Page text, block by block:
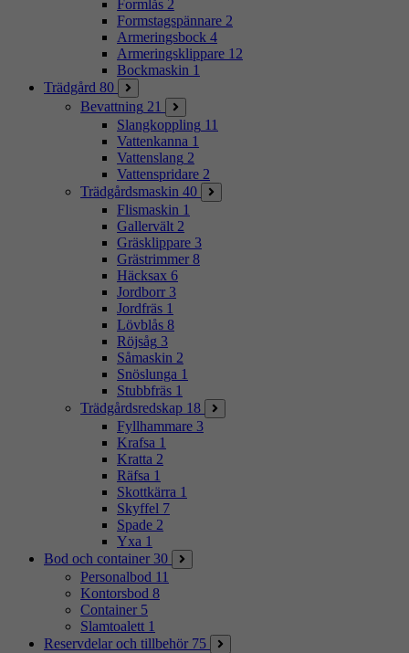
Formlås 2
Formstagspännare 2
Armeringsbock 4
Armeringsklippare 12
Bockmaskin 1
Trädgård 80
Bevattning 21
Slangkoppling 11
Vattenkanna 1
Vattenslang 2
Vattenspridare 2
Trädgårdsmaskin 40
Flismaskin 1
Gallervält 2
Gräsklippare 3
Grästrimmer 8
Häcksax 6
Jordborr 3
Jordfräs 1
Lövblås 8
Röjsåg 3
Såmaskin 2
Snöslunga 1
Stubbfräs 1
Trädgårdsredskap 18
Fyllhammare 3
Krafsa 1
Kratta 2
Räfsa 1
Skottkärra 1
Skyffel 7
Spade 2
Yxa 1
Bod och container 30
Personalbod 11
Kontorsbod 8
Container 5
Slamtoalett 1
Reservdelar och tillbehör 75